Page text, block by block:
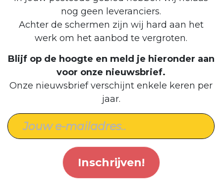
nog geen leveranciers.
Achter de schermen zijn wij hard aan het
werk om het aanbod te vergroten.
Blijf op de hoogte en meld je hieronder aan
voor onze nieuwsbrief.
Onze nieuwsbrief verschijnt enkele keren per
jaar.
Inschrijven!